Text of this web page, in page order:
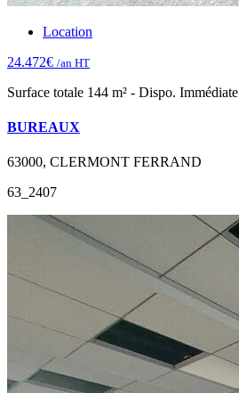
Location
24.472€ /an HT
Surface totale 144 m² - Dispo. Immédiate
BUREAUX
63000, CLERMONT FERRAND
63_2407